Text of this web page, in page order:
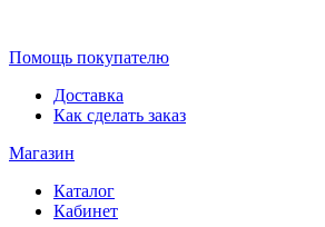
Помощь покупателю
Доставка
Как сделать заказ
Магазин
Каталог
Кабинет